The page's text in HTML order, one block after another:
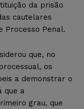
da prisão
cautelares
Processo Penal.
que, no
os
a demonstrar o
que a
grau, que